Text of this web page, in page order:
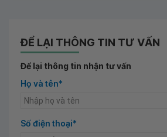
ĐỂ LẠI THÔNG TIN TƯ VẤN
Để lại thông tin nhận tư vấn
Họ và tên*
Số điện thoại*